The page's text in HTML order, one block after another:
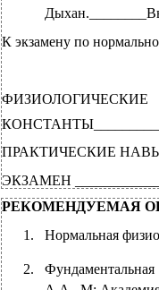
К экзамену по
ФИЗИОЛОГИЧЕСКИЕ
ПРАКТИЧЕСКИЕ
ЭКЗАМЕН
РЕКОМЕНДУЕМАЯ
1.
Нормальная
2.